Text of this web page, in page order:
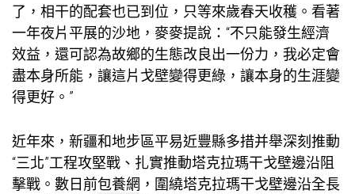
了，相干的配套也已到位，只等來歲春天收穫。看著
一年夜片平展的沙地，麥麥提說：“不只能發生經濟
效益，還可認為故鄉的生態改良出一份力，我必定會
盡本身所能，讓這片戈壁變得更綠，讓本身的生涯變
得更好。”
近年來，新疆和地步區平易近豐縣多措并舉深刻推動
“三北”工程攻堅戰、扎實推動塔克拉瑪干戈壁邊沿阻
擊戰。數日前包養網 ，圍繞塔克拉瑪干戈壁邊沿全長